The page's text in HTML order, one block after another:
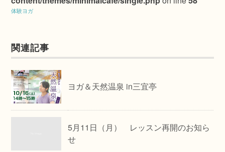
体験ヨガ
関連記事
ヨガ＆天然温泉 in三宜亭
5月11日（月） レッスン再開のお知ら
せ